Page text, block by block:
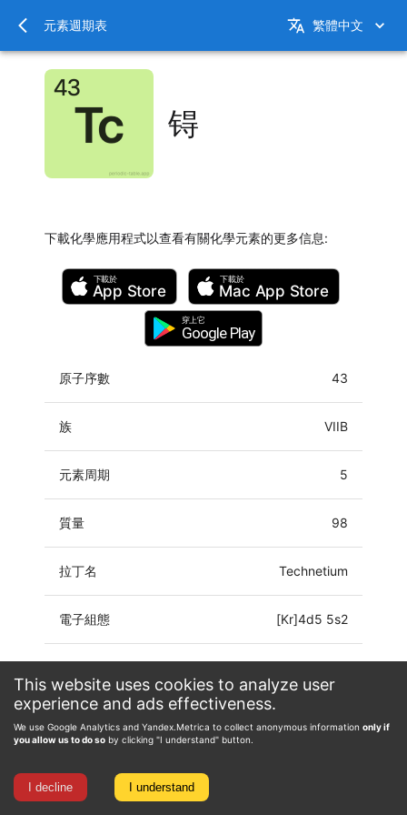
This website uses cookies to analyze user
experience and ads effectiveness.
We use Google Analytics and Yandex.Metrica to collect anonymous information only if
you allow us to do so by clicking "I understand" button.
I decline I understand
元素週期表 繁體中文
锝
下載化學應用程式以查看有關化學元素的更多信息:
下載於
App Store
下載於
Mac App Store
穿上它
Google Play
原子序數 43
族 VIIB
元素周期 5
質量 98
拉丁名 Technetium
電子組態 [Kr]4d5 5s2